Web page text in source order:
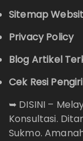
Sitemap
Privacy Policy
Blog Artikel
Cek Resi
➥ DISINI –
Konsultasi.
Sukmo.